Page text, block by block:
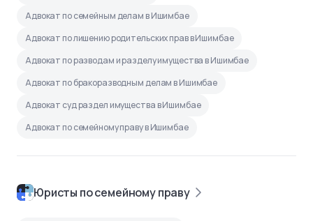
Адвокат по семейным делам в Ишимбае
Адвокат по лишению родительских прав в Ишимбае
Адвокат по разводам и разделу имущества в Ишимбае
Адвокат по бракоразводным делам в Ишимбае
Адвокат суд раздел имущества в Ишимбае
Адвокат по семейному праву в Ишимбае
Юристы по семейному праву